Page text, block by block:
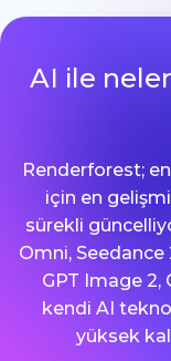
AI ile
Renderforest;
için en
sürekli
Omni, Seedance
GPT Image 2,
kendi AI
yüksek